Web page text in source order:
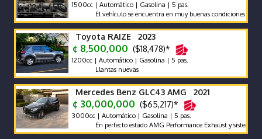
1500cc | Automático | Gasolina | 5 pas.
El vehículo se encuentra en muy buenas condiciones tanto
Toyota RAIZE 2023
¢ 8,500,000 ($18,478)*
1200cc | Automático | Gasolina | 5 pas.
Llantas nuevas
Mercedes Benz GLC43 AMG 2021
¢ 30,000,000 ($65,217)*
3000cc | Automático | Gasolina | 5 pas.
En perfecto estado AMG Performance Exhaust y sistema de